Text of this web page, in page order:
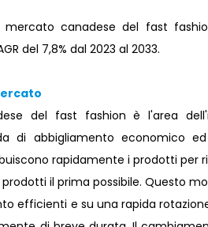
canadese del fast
del 7,8% dal 2023 al 2033.
del fast fashion è l'area
di abbigliamento economico
rapidamente i prodotti per
il ​​prima possibile. Questo
efficienti e su una rapida